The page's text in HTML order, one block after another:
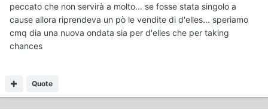
peccato che non servirà a molto... se fosse stata singolo a
cause allora riprendeva un pò le vendite di d'elles... speriamo
cmq dia una nuova ondata sia per d'elles che per taking
chances
Quote